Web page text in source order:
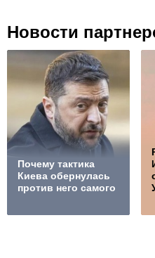
Новости
Почему тактика
Киева обернулась
против него самого